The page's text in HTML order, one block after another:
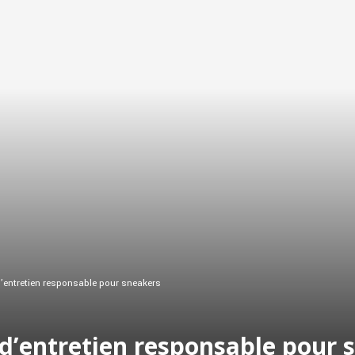
responsable pour sneakers
responsable pour